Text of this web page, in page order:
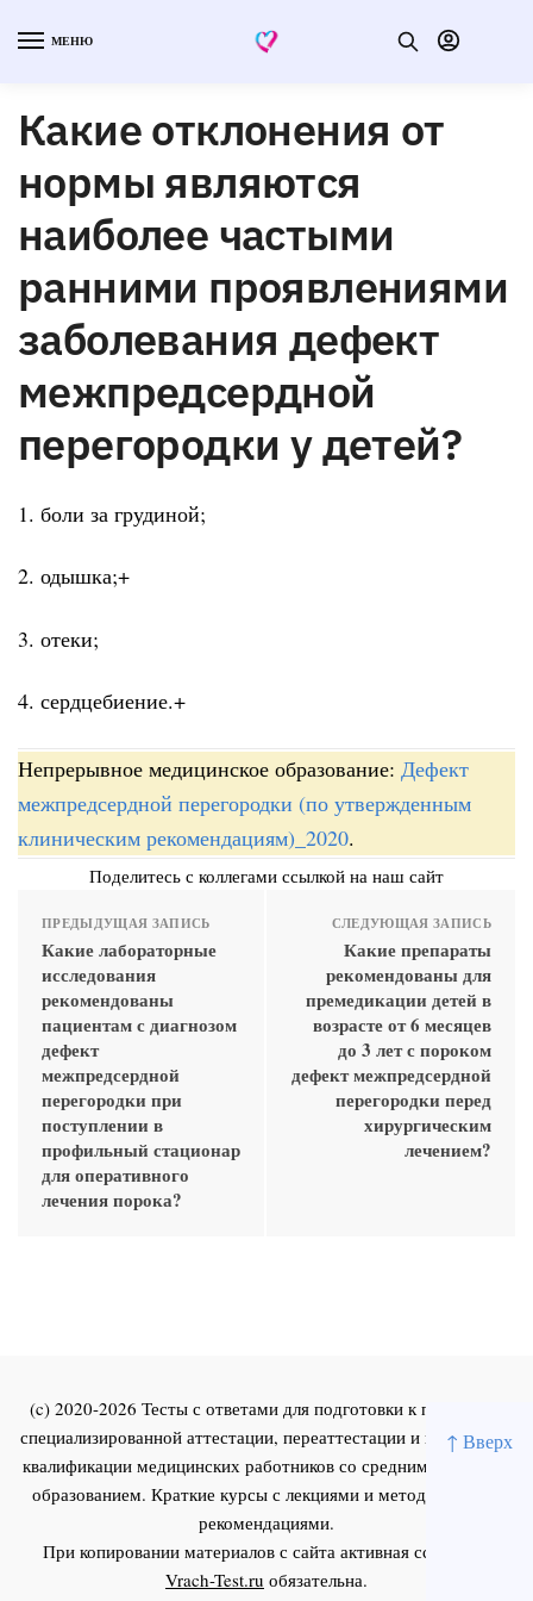
↑ Вверх
МЕНЮ
Какие отклонения от
нормы являются
наиболее частыми
ранними проявлениями
заболевания дефект
межпредсердной
перегородки у детей?
1. боли за грудиной;
2. одышка;+
3. отеки;
4. сердцебиение.+
Непрерывное медицинское образование: Дефект
межпредсердной перегородки (по утвержденным
клиническим рекомендациям)_2020.
Поделитесь с коллегами ссылкой на наш сайт
ПРЕДЫДУЩАЯ ЗАПИСЬ
Какие лабораторные
исследования
рекомендованы
пациентам с диагнозом
дефект
межпредсердной
перегородки при
поступлении в
профильный стационар
для оперативного
лечения порока?
СЛЕДУЮЩАЯ ЗАПИСЬ
Какие препараты
рекомендованы для
премедикации детей в
возрасте от 6 месяцев
до 3 лет с пороком
дефект межпредсердной
перегородки перед
хирургическим
лечением?
(c) 2020-2026 Тесты с ответами для подготовки к первичной
специализированной аттестации, переаттестации и повышения
квалификации медицинских работников со средним и высшим
образованием. Краткие курсы с лекциями и методическими
рекомендациями.
При копировании материалов с сайта активная ссылка на
Vrach-Test.ru обязательна.